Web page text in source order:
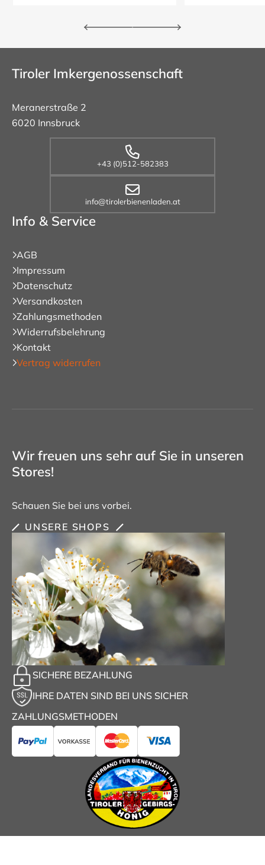
Tiroler Imkergenossenschaft
Meranerstraße 2
6020 Innsbruck
+43 (0)512-582383
info@tirolerbienenladen.at
Info & Service
AGB
Impressum
Datenschutz
Versandkosten
Zahlungsmethoden
Widerrufsbelehrung
Kontakt
Vertrag widerrufen
Wir freuen uns sehr auf Sie in unseren
Stores!
Schauen Sie bei uns vorbei.
UNSERE SHOPS
SICHERE BEZAHLUNG
IHRE DATEN SIND BEI UNS SICHER
ZAHLUNGSMETHODEN